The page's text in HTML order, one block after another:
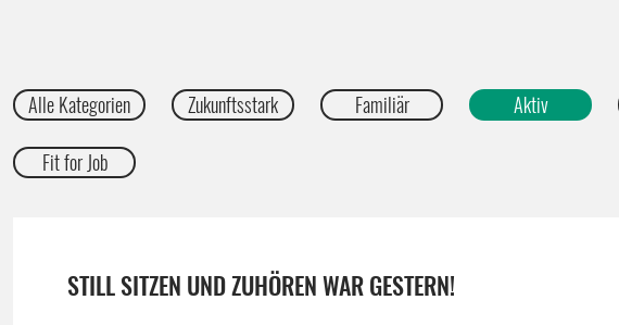
Alle Kategorien Zukunftsstark Familiär Aktiv
Fit for Job
STILL SITZEN UND ZUHÖREN WAR GESTERN!